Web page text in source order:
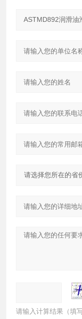
请输入计算结果（填